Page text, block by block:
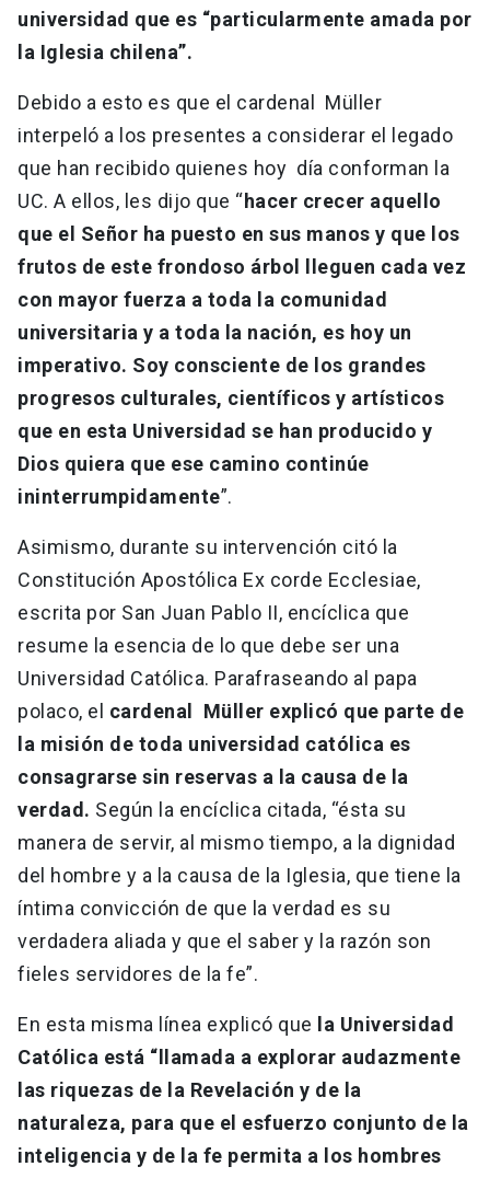
universidad que es “particularmente amada por
la Iglesia chilena”.
Debido a esto es que el cardenal Müller
interpeló a los presentes a considerar el legado
que han recibido quienes hoy día conforman la
UC. A ellos, les dijo que “hacer crecer aquello
que el Señor ha puesto en sus manos y que los
frutos de este frondoso árbol lleguen cada vez
con mayor fuerza a toda la comunidad
universitaria y a toda la nación, es hoy un
imperativo. Soy consciente de los grandes
progresos culturales, científicos y artísticos
que en esta Universidad se han producido y
Dios quiera que ese camino continúe
ininterrumpidamente”.
Asimismo, durante su intervención citó la
Constitución Apostólica Ex corde Ecclesiae,
escrita por San Juan Pablo II, encíclica que
resume la esencia de lo que debe ser una
Universidad Católica. Parafraseando al papa
polaco, el cardenal Müller explicó que parte de
la misión de toda universidad católica es
consagrarse sin reservas a la causa de la
verdad. Según la encíclica citada, “ésta su
manera de servir, al mismo tiempo, a la dignidad
del hombre y a la causa de la Iglesia, que tiene la
íntima convicción de que la verdad es su
verdadera aliada y que el saber y la razón son
fieles servidores de la fe”.
En esta misma línea explicó que
la Universidad
Católica está “llamada a explorar audazmente
las riquezas de la Revelación y de la
naturaleza, para que el esfuerzo conjunto de la
inteligencia y de la fe permita a los hombres